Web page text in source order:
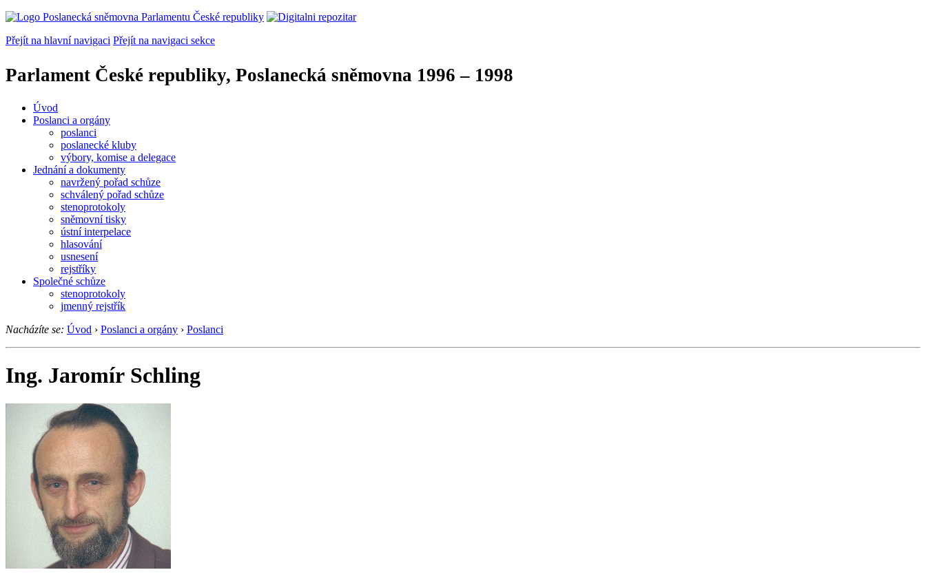
Přejít na hlavní navigaci Přejít na navigaci sekce
Parlament České republiky, Poslanecká sněmovna 1996 – 1998
Úvod
Poslanci a orgány
poslanci
poslanecké kluby
výbory, komise a delegace
Jednání a dokumenty
navržený pořad schůze
schválený pořad schůze
stenoprotokoly
sněmovní tisky
ústní interpelace
hlasování
usnesení
rejstříky
Společné schůze
stenoprotokoly
jmenný rejstřík
Nacházíte se: Úvod › Poslanci a orgány › Poslanci
Ing. Jaromír Schling